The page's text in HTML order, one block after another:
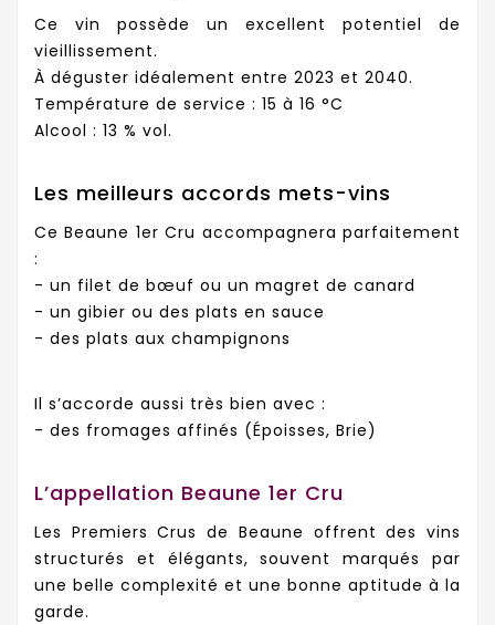
Ce vin possède un excellent potentiel de
vieillissement.
À déguster idéalement entre 2023 et 2040.
Température de service : 15 à 16 °C
Alcool : 13 % vol.
Les meilleurs accords mets-vins
Ce Beaune 1er Cru accompagnera parfaitement
:
- un filet de bœuf ou un magret de canard
- un gibier ou des plats en sauce
- des plats aux champignons
Il s’accorde aussi très bien avec :
- des fromages affinés (Époisses, Brie)
L’appellation Beaune 1er Cru
Les Premiers Crus de Beaune offrent des vins
structurés et élégants, souvent marqués par
une belle complexité et une bonne aptitude à la
garde.